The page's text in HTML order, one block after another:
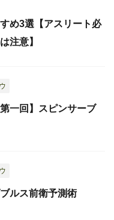
め3選【アスリート必
注意】
一回】スピンサーブ
ルス前衛予測術